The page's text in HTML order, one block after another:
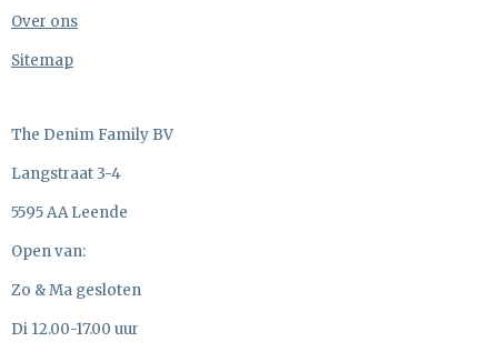
Over ons
Sitemap
The Denim Family BV
Langstraat 3-4
5595 AA Leende
Open van:
Zo & Ma gesloten
Di 12.00-17.00 uur